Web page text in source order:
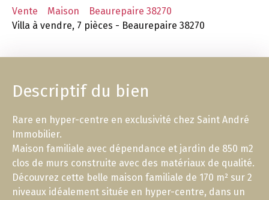
Vente Maison
Beaurepaire 38270
Villa à vendre, 7 pièces - Beaurepaire 38270
Descriptif du bien
Rare en hyper-centre en exclusivité chez Saint André
Immobilier.
Maison familiale avec dépendance et jardin de 850 m2
clos de murs construite avec des matériaux de qualité.
Découvrez cette belle maison familiale de 170 m² sur 2
niveaux idéalement située en hyper-centre, dans un